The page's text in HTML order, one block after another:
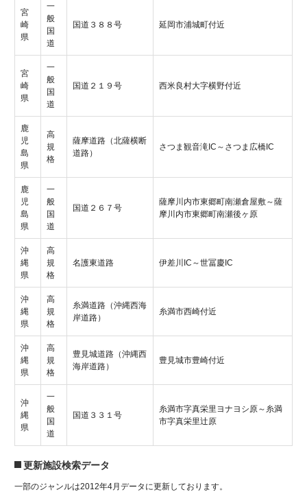
宮
崎
県
一
般
国
道
国道３８８号 延岡市浦城町付近
宮
崎
県
一
般
国
道
国道２１９号 西米良村大字横野付近
鹿
児
島
県
高
規
格
薩摩道路（北薩横断
道路）
さつま観音滝IC～さつま広橋IC
鹿
児
島
県
一
般
国
道
国道２６７号
薩摩川内市東郷町南瀬倉屋敷～薩
摩川内市東郷町南瀬後ヶ原
沖
縄
県
高
規
格
名護東道路 伊差川IC～世冨慶IC
沖
縄
県
高
規
格
糸満道路（沖縄西海
岸道路）
糸満市西崎付近
沖
縄
県
高
規
格
豊見城道路（沖縄西
海岸道路）
豊見城市豊崎付近
沖
縄
県
一
般
国
道
国道３３１号
糸満市字真栄里ヨナヨシ原～糸満
市字真栄里辻原
更新施設検索データ
一部のジャンルは2012年4月データに更新しております。